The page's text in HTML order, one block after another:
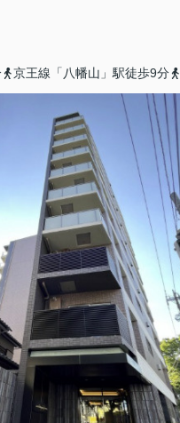
京王線「八幡山」駅徒歩9分